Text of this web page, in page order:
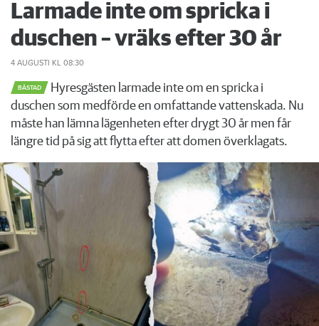
Larmade inte om spricka i
duschen – vräks efter 30 år
4 AUGUSTI KL 08:30
BÅSTAD
Hyresgästen larmade inte om en spricka i
duschen som medförde en omfattande vattenskada. Nu
måste han lämna lägenheten efter drygt 30 år men får
längre tid på sig att flytta efter att domen överklagats.